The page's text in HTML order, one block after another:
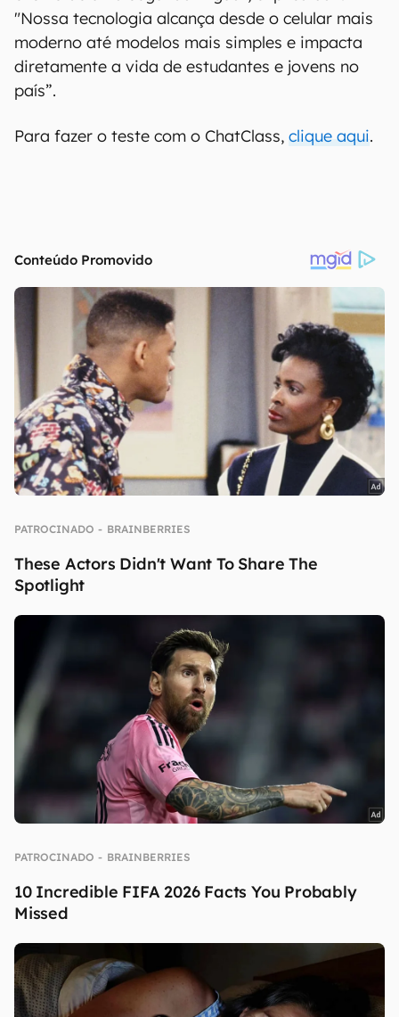
"Nossa tecnologia alcança desde o celular mais
moderno até modelos mais simples e impacta
diretamente a vida de estudantes e jovens no
país”.
Para fazer o teste com o ChatClass, clique aqui.